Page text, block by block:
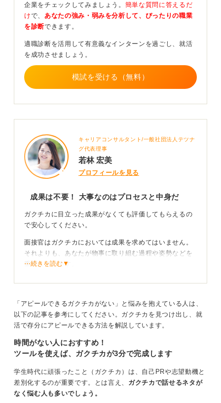
なぜ、そのボランティアに参加しようと思ったのでしょ
うか。参加する前と後でどんな気持ちの変化がありまし
そのように、自分の行動や気持ちを一つひとつ深掘りし
結果の有無にかかわらず、その経験から何を考え、学ん
だのかを語ることが重要です。
企業をチェックしてみましょう。 簡単な質問に答えるだ
けで、 あなたの強み・弱みを分析して、ぴったりの職業
を診断できます。
適職診断を活用して有意義なインターンを過ごし、就活
を成功させましょう。
模試を受ける（無料）
キャリアコンサルタント/一般社団法人テツナ
グ代表理事
若林 宏美
プロフィールを見る
成果は不要！ 大事なのはプロセスと中身だ
ガクチカに目立った成果がなくても評価してもらえるの
で安心してください。
面接官はガクチカにおいては成果を求めてはいません。
それよりも、あなたが物事に取り組む過程や姿勢などを
重視しています。
質問者さんの経験にボランティア活動がありますが、ボ
で、インパクトの点においてもそのエピソードが良いの
ではないでしょうか。
特に、CSRやNPOなどとの協働を積極的におこなってい
る会社なら響くと思いますよ。
⋯続きを読む▼
「アピールできるガクチカがない」と悩みを抱えている人は、
以下の記事を参考にしてください。ガクチカを見つけ出し、就
活で存分にアピールできる方法を解説しています。
時間がない人におすすめ！
ツールを使えば、ガクチカが3分で完成します
学生時代に頑張ったこと（ガクチカ）は、自己PRや志望動機と
差別化するのが重要です。とは言え、 ガクチカで話せるネタが
なく悩む人も多いでしょう。